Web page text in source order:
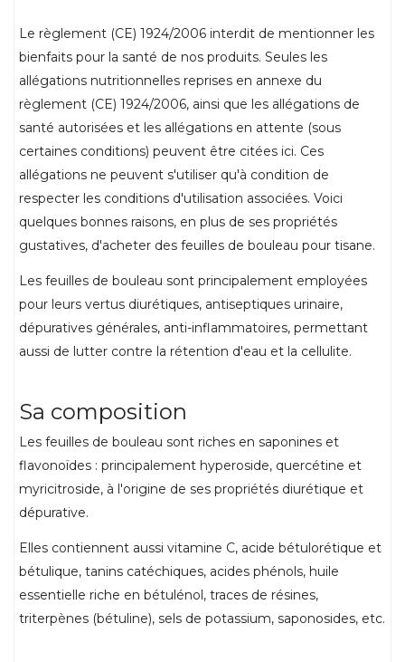
Le règlement (CE) 1924/2006 interdit de mentionner les
bienfaits pour la santé de nos produits. Seules les
allégations nutritionnelles reprises en annexe du
règlement (CE) 1924/2006, ainsi que les allégations de
santé autorisées et les allégations en attente (sous
certaines conditions) peuvent être citées ici. Ces
allégations ne peuvent s'utiliser qu'à condition de
respecter les conditions d'utilisation associées. Voici
quelques bonnes raisons, en plus de ses propriétés
gustatives, d'acheter des feuilles de bouleau pour tisane.
Les feuilles de bouleau sont principalement employées
pour leurs vertus diurétiques, antiseptiques urinaire,
dépuratives générales, anti-inflammatoires, permettant
aussi de lutter contre la rétention d'eau et la cellulite.
Sa composition
Les feuilles de bouleau sont riches en saponines et
flavonoïdes : principalement hyperoside, quercétine et
myricitroside, à l'origine de ses propriétés diurétique et
dépurative.
Elles contiennent aussi vitamine C, acide bétulorétique et
bétulique, tanins catéchiques, acides phénols, huile
essentielle riche en bétulénol, traces de résines,
triterpènes (bétuline), sels de potassium, saponosides, etc.